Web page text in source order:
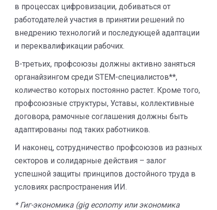
в процессах цифровизации, добиваться от
работодателей участия в принятии решений по
внедрению технологий и последующей адаптации
и переквалификации рабочих.
В-третьих, профсоюзы должны активно заняться
органайзингом среди STEM-специалистов**,
количество которых постоянно растет. Кроме того,
профсоюзные структуры, Уставы, коллективные
договора, рамочные соглашения должны быть
адаптированы под таких работников.
И наконец, сотрудничество профсоюзов из разных
секторов и солидарные действия – залог
успешной защиты принципов достойного труда в
условиях распространения ИИ.
* Гиг-экономика (gig economy или экономика